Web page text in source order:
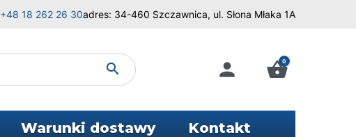
+48 18 262 26 30adres: 34-460 Szczawnica, ul. Słona Młaka 1A
search person shopping_basket
0
Warunki dostawy Kontakt